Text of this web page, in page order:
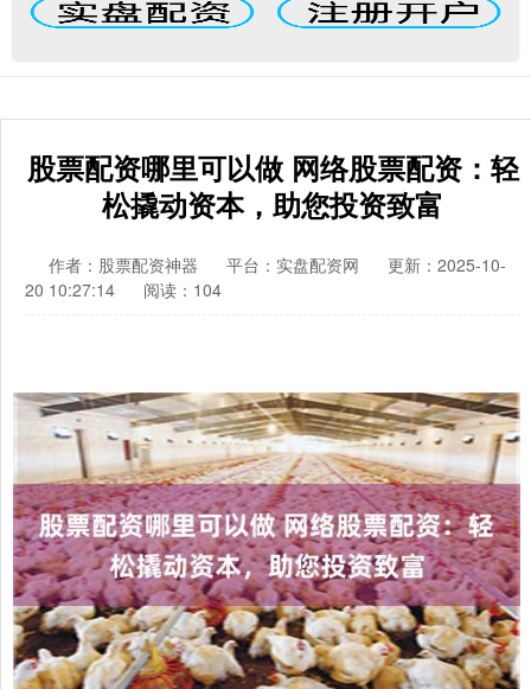
股票配资哪里可以做 网络股票配资：轻
松撬动资本，助您投资致富
作者：股票配资神器 平台：实盘配资网
更新：2025-10-
20 10:27:14
阅读：104